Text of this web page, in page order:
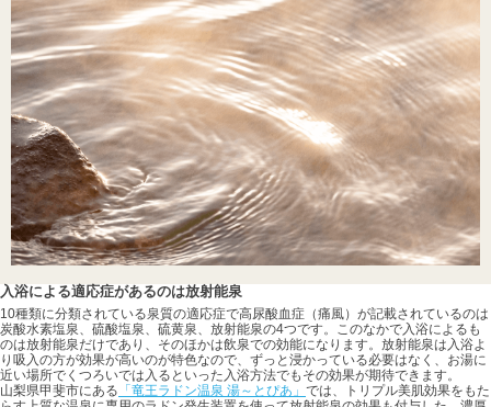
入浴による適応症があるのは放射能泉
10種類に分類されている泉質の適応症で高尿酸血症（痛風）が記載されているのは
炭酸水素塩泉、硫酸塩泉、硫黄泉、放射能泉の4つです。このなかで入浴によるも
のは放射能泉だけであり、そのほかは飲泉での効能になります。放射能泉は入浴よ
り吸入の方が効果が高いのが特色なので、ずっと浸かっている必要はなく、お湯に
近い場所でくつろいでは入るといった入浴方法でもその効果が期待できます。
山梨県甲斐市にある 「竜王ラドン温泉 湯～とぴあ」 では、トリプル美肌効果をもた